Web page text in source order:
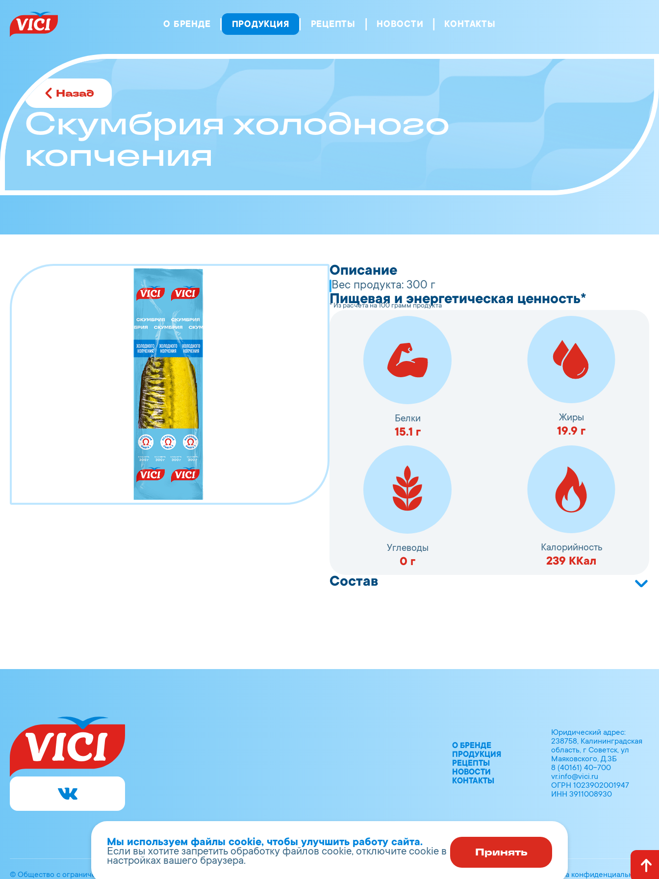
О БРЕНДЕ ПРОДУКЦИЯ РЕЦЕПТЫ НОВОСТИ КОНТАКТЫ
Назад
Скумбрия холодного
копчения
Описание
Вес продукта: 300 г
Пищевая и энергетическая ценность*
* Из расчета на 100 грамм продукта
Белки
15.1 г
Жиры
19.9 г
Углеводы
0 г
Калорийность
239 ККал
Состав
О БРЕНДЕ
ПРОДУКЦИЯ
РЕЦЕПТЫ
НОВОСТИ
КОНТАКТЫ
Юридический адрес:
238758, Калининградская
область, г Советск, ул
Маяковского, Д.3Б
8 (40161) 40-700
vr.info@vici.ru
ОГРН 1023902001947
ИНН 3911008930
© Общество с ограниченной ответственностью «Вичи-Русь» Политика конфиденциальности
Мы используем файлы cookie, чтобы улучшить работу сайта.
Если вы хотите запретить обработку файлов cookie, отключите cookie в
настройках вашего браузера.
Принять